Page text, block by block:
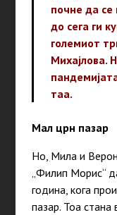
почне да се
до сега ги
големиот
Михајлова.
таа.
Мал црн пазар
Но, Мила и
„Филип Морис“
година, кога
пазар. Тоа